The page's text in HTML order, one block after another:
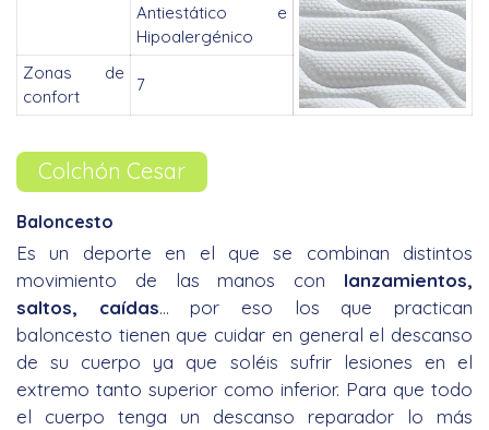
Antiestático e
Hipoalergénico
Zonas de
confort
7
Colchón Cesar
Baloncesto
Es un deporte en el que se combinan distintos
movimiento de las manos con lanzamientos,
saltos, caídas… por eso los que practican
baloncesto tienen que cuidar en general el descanso
de su cuerpo ya que soléis sufrir lesiones en el
extremo tanto superior como inferior. Para que todo
el cuerpo tenga un descanso reparador lo más